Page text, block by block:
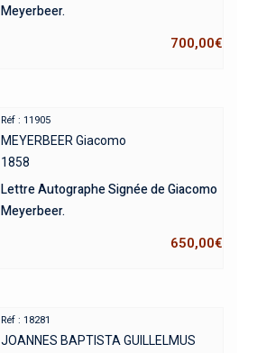
Meyerbeer.
700,00€
Réf : 11905
MEYERBEER Giacomo
1858
Lettre Autographe Signée de Giacomo
Meyerbeer.
650,00€
Réf : 18281
JOANNES BAPTISTA GUILLELMUS